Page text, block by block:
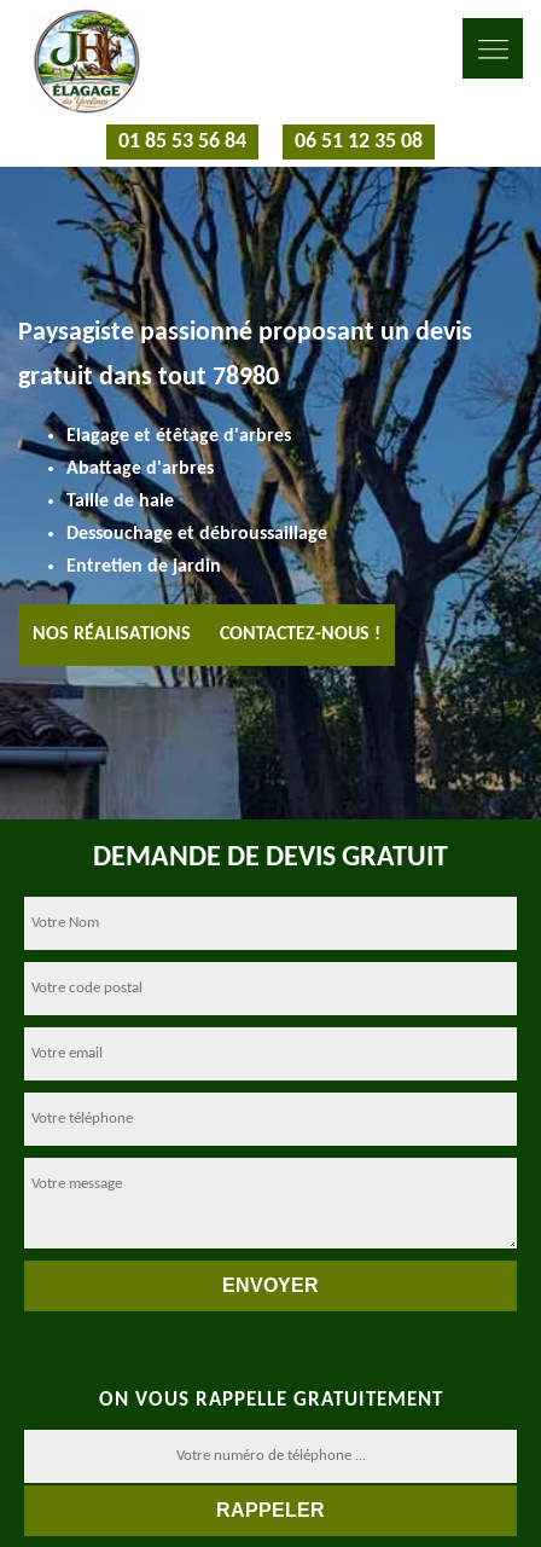
01 85 53 56 84 06 51 12 35 08
Paysagiste passionné proposant un devis
gratuit dans tout 78980
Elagage et étêtage d'arbres
Abattage d'arbres
Taille de haie
Dessouchage et débroussaillage
Entretien de jardin
NOS RÉALISATIONS CONTACTEZ-NOUS !
DEMANDE DE DEVIS GRATUIT
ON VOUS RAPPELLE GRATUITEMENT